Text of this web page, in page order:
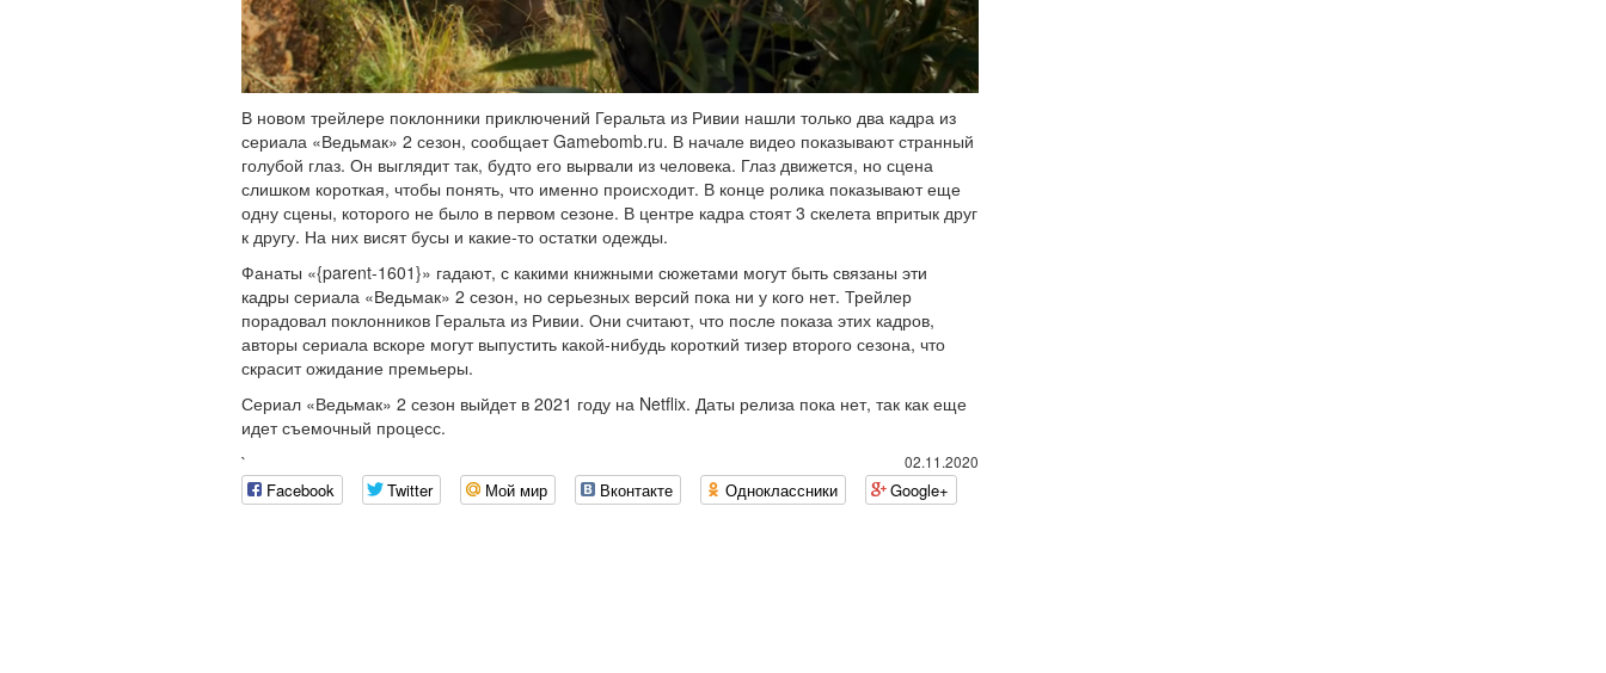
В новом трейлере поклонники приключений Геральта из Ривии нашли только два кадра из
сериала «Ведьмак» 2 сезон, сообщает Gamebomb.ru. В начале видео показывают странный
голубой глаз. Он выглядит так, будто его вырвали из человека. Глаз движется, но сцена
слишком короткая, чтобы понять, что именно происходит. В конце ролика показывают еще
одну сцены, которого не было в первом сезоне. В центре кадра стоят 3 скелета впритык друг
к другу. На них висят бусы и какие-то остатки одежды.
Фанаты «{parent-1601}» гадают, с какими книжными сюжетами могут быть связаны эти
кадры сериала «Ведьмак» 2 сезон, но серьезных версий пока ни у кого нет. Трейлер
порадовал поклонников Геральта из Ривии. Они считают, что после показа этих кадров,
авторы сериала вскоре могут выпустить какой-нибудь короткий тизер второго сезона, что
скрасит ожидание премьеры.
Сериал «Ведьмак» 2 сезон выйдет в 2021 году на Netflix. Даты релиза пока нет, так как еще
идет съемочный процесс.
02.11.2020
`
Facebook Twitter Мой мир Вконтакте Одноклассники Google+